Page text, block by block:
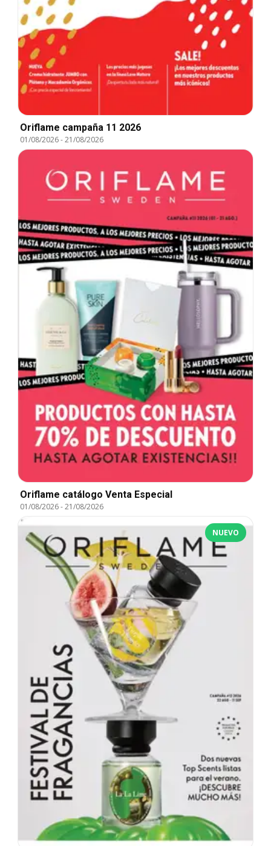
Oriflame campaña 11 2026
01/08/2026-21/08/2026
Oriflame catálogo Venta Especial
01/08/2026-21/08/2026
NUEVO